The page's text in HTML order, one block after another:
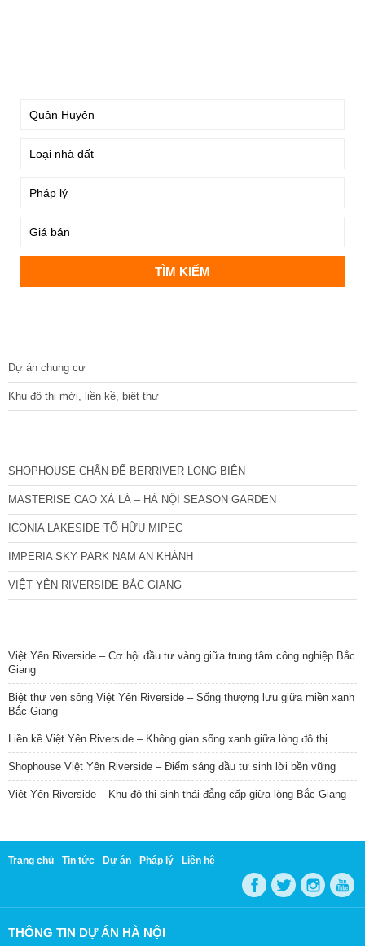
Dự án chung cư
Khu đô thị mới, liền kề, biệt thự
SHOPHOUSE CHÂN ĐẾ BERRIVER LONG BIÊN
MASTERISE CAO XÀ LÁ – HÀ NỘI SEASON GARDEN
ICONIA LAKESIDE TỐ HỮU MIPEC
IMPERIA SKY PARK NAM AN KHÁNH
VIỆT YÊN RIVERSIDE BẮC GIANG
Việt Yên Riverside – Cơ hội đầu tư vàng giữa trung tâm công nghiệp Bắc
Giang
Biệt thự ven sông Việt Yên Riverside – Sống thượng lưu giữa miền xanh
Bắc Giang
Liền kề Việt Yên Riverside – Không gian sống xanh giữa lòng đô thị
Shophouse Việt Yên Riverside – Điểm sáng đầu tư sinh lời bền vững
Việt Yên Riverside – Khu đô thị sinh thái đẳng cấp giữa lòng Bắc Giang
Trang chủ Tin tức Dự án Pháp lý Liên hệ
THÔNG TIN DỰ ÁN HÀ NỘI